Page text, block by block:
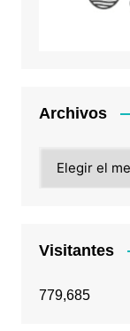
Archivos
Visitantes
779,685